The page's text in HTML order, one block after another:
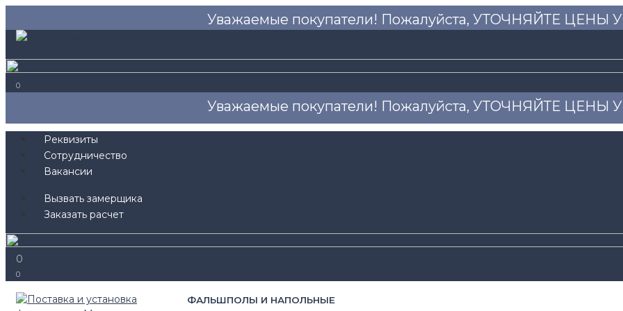
Уважаемые покупатели! Пожалуйста, УТОЧНЯЙТЕ
0
Уважаемые покупатели! Пожалуйста, УТОЧНЯЙТЕ
Реквизиты
Сотрудничество
Вакансии
Вызвать замерщика
Заказать расчет
0
0
ФАЛЬШПОЛЫ И НАПОЛЬНЫЕ